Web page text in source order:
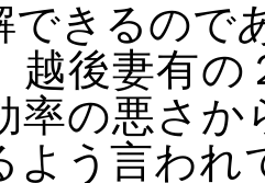
できるので
越後妻有
率の悪さ
よう言わ